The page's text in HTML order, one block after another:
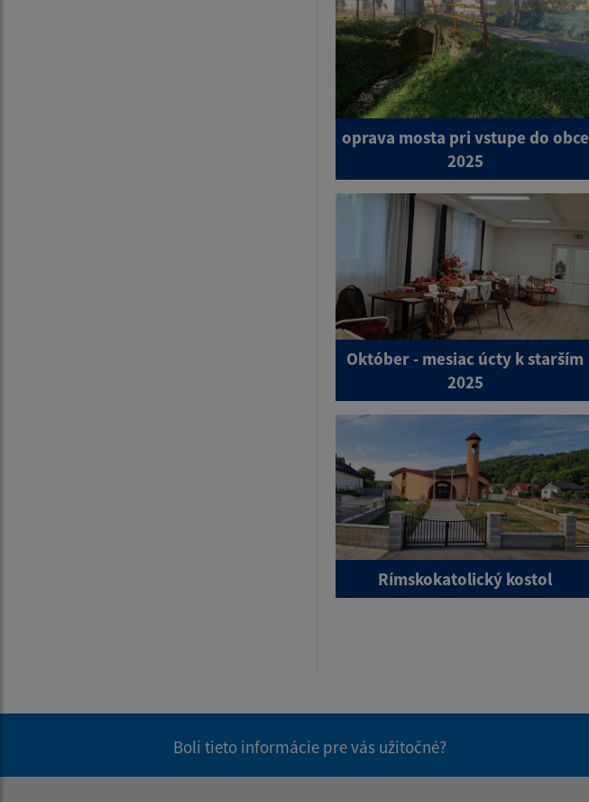
oprava mosta pri vstupe do obce
2025
Október - mesiac úcty k starším
2025
Rímskokatolický kostol
Boli tieto informácie pre vás užitočné?